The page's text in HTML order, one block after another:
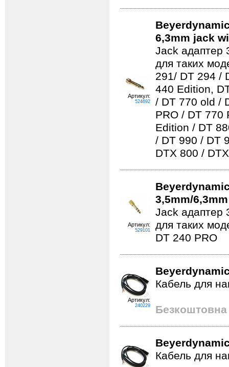
Артикул:
524692
6,3mm jack
Jack адаптер
для таких
291/ DT 294 /
440 Edition,
/ DT 770 old /
PRO / DT 770
Edition / DT
/ DT 990 / DT
DTX 800 /
Артикул:
529101
3,5mm/
Jack адаптер
для таких
DT 240 PRO
Артикул:
240229
Кабель для
Безкоштовна
Кабель для